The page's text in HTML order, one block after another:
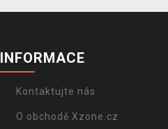
INFORMACE
Kontaktujte nás
O obchodě Xzone.cz